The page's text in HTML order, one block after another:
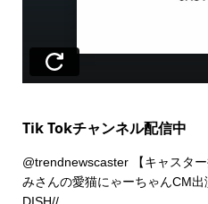
Tik Tokチャンネル配信中
@trendnewscaster【キャスタ
みさんの愛猫にゃーちゃんCM